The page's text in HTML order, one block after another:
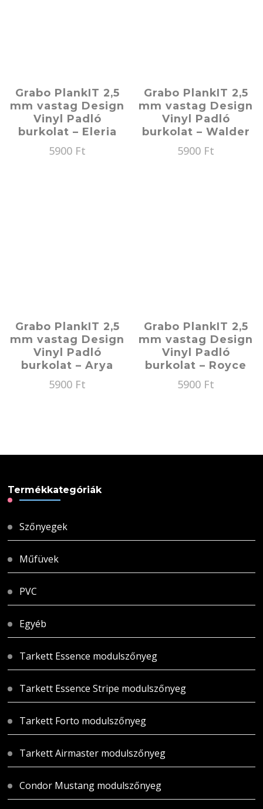
Grabo PlankIT 2,5
mm vastag Design
Vinyl Padló
burkolat – Eleria
5900 Ft
Grabo PlankIT 2,5
mm vastag Design
Vinyl Padló
burkolat – Walder
5900 Ft
Grabo PlankIT 2,5
mm vastag Design
Vinyl Padló
burkolat – Arya
5900 Ft
Grabo PlankIT 2,5
mm vastag Design
Vinyl Padló
burkolat – Royce
5900 Ft
Termékkategóriák
Szőnyegek
Műfüvek
PVC
Egyéb
Tarkett Essence modulszőnyeg
Tarkett Essence Stripe modulszőnyeg
Tarkett Forto modulszőnyeg
Tarkett Airmaster modulszőnyeg
Condor Mustang modulszőnyeg